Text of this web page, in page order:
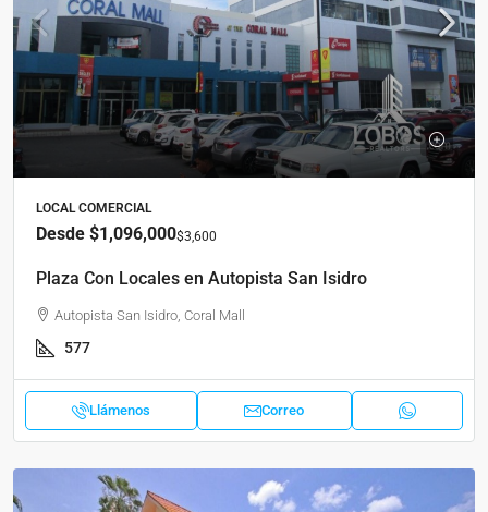
LOCAL COMERCIAL
Desde $1,096,000$3,600
Plaza Con Locales en Autopista San Isidro
Autopista San Isidro, Coral Mall
577
Llámenos Correo